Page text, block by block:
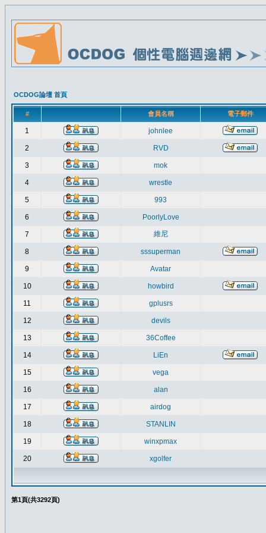
OCDOG論壇 首頁
# 會員名稱 電子郵件
1 johnlee
2 RVD
3 mok
4 wrestle
5 993
6 PoorlyLove
7 維尼
8 sssuperman
9 Avatar
10 howbird
11 gplusrs
12 devils
13 36Coffee
14 LiEn
15 vega
16 alan
17 airdog
18 STANLIN
19 winxpmax
20 xgolfer
第1頁(共3292頁)